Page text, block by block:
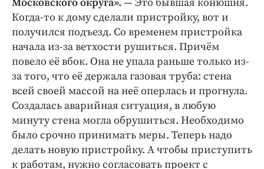
Когда-то к дому сделали пристройку, вот и
получился подъезд. Со временем пристройка
начала из-за ветхости рушиться. Причём
повело её вбок. Она не упала раньше только из-
за того, что её держала газовая труба: стена
всей своей массой на неё оперлась и прогнула.
Создалась аварийная ситуация, в любую
минуту стена могла обрушиться. Необходимо
было срочно принимать меры. Теперь надо
делать новую пристройку. А чтобы приступить
к работам, нужно согласовать проект с